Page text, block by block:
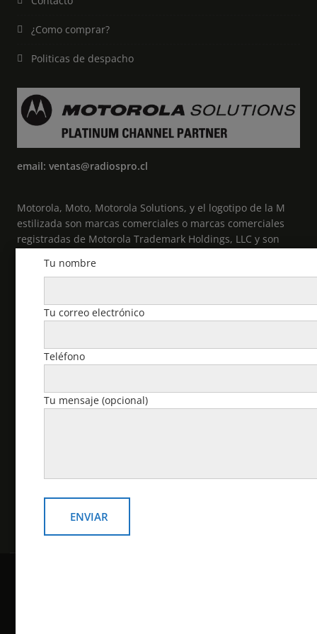
¿Como comprar?
Politicas de despacho
email: ventas@radiospro.cl
Motorola, Moto, Motorola Solutions, y el logotipo de la M
estilizada son marcas comerciales o marcas comerciales
registradas de Motorola Trademark Holdings, LLC y son
comerciales pertenecen a sus respectivos propietarios. ©
Cuenta
Contraseña perdida
Tu nombre
Tu correo electrónico
Teléfono
Tu mensaje (opcional)